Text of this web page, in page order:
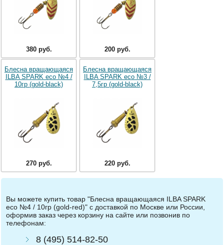
380 руб. 200 руб.
Блесна вращающаяся
ILBA SPARK eco №4 /
10гр (gold-black)
270 руб.
Блесна вращающаяся
ILBA SPARK eco №3 /
7,5гр (gold-black)
220 руб.
Вы можете купить товар "Блесна вращающаяся ILBA SPARK
eco №4 / 10гр (gold-red)" с доставкой по Москве или России,
оформив заказ через корзину на сайте или позвонив по
телефонам:
8 (495) 514-82-50